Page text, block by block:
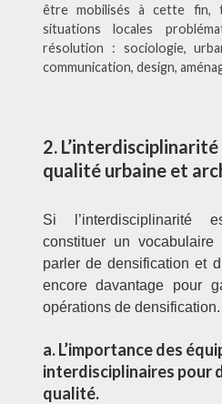
être mobilisés à cette fin,
situations locales
résolution : sociologie,
communication, design,
2.
qualité urbaine et
Si l’interdisciplinarité
constituer un
parler de densification et
encore davantage pour
opérations de densification.
a. L’importance des
interdisciplinaires pour
qualité.